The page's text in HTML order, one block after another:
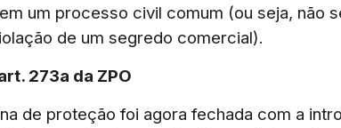
um processo civil comum (ou seja, não
de um segredo comercial).
273a da ZPO
de proteção foi agora fechada com a